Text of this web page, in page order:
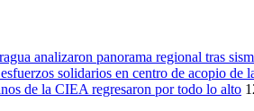
analizaron panorama regional tras
solidarios en centro de acopio de
de la CIEA regresaron por todo lo alto